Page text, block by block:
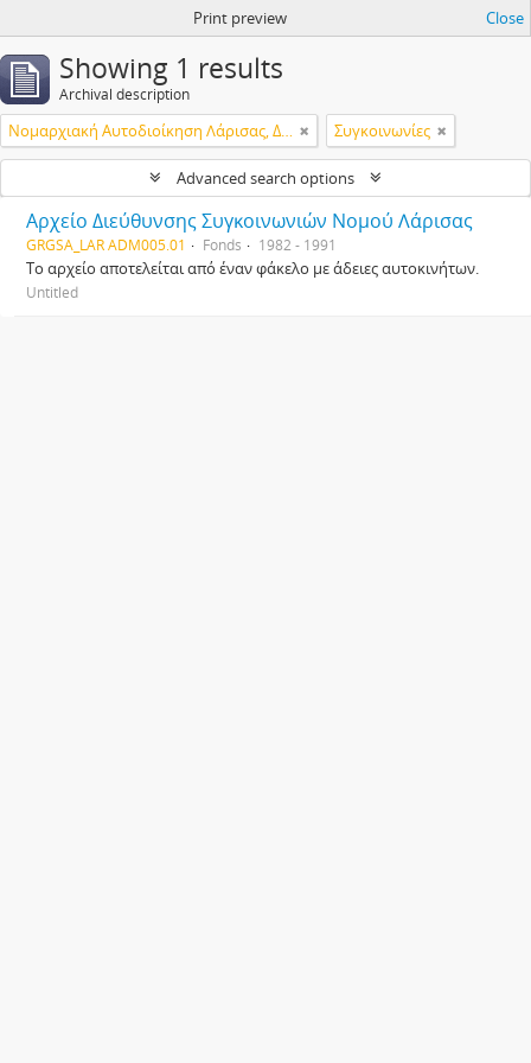
Print preview Close
Showing 1 results
Archival description
Νομαρχιακή Αυτοδιοίκηση Λάρισας, Διεύθυνση Μεταφορών & Επικοινωνιών Συγκοινωνίες
Advanced search options
Αρχείο Διεύθυνσης Συγκοινωνιών Νομού Λάρισας
GRGSA_LAR ADM005.01 Fonds 1982 - 1991
Το αρχείο αποτελείται από έναν φάκελο με άδειες αυτοκινήτων.
Untitled